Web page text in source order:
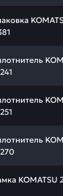
и
и
и
и
KOMATSU
и